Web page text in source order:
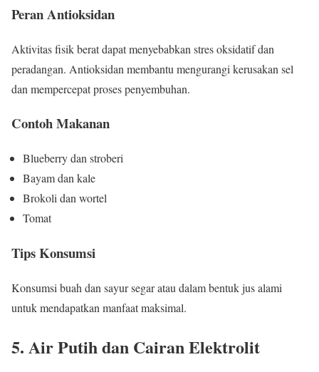
Peran Antioksidan
Aktivitas fisik berat dapat menyebabkan stres oksidatif dan
peradangan. Antioksidan membantu mengurangi kerusakan sel
dan mempercepat proses penyembuhan.
Contoh Makanan
Blueberry dan stroberi
Bayam dan kale
Brokoli dan wortel
Tomat
Tips Konsumsi
Konsumsi buah dan sayur segar atau dalam bentuk jus alami
untuk mendapatkan manfaat maksimal.
5. Air Putih dan Cairan Elektrolit